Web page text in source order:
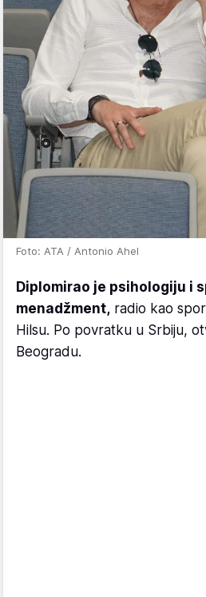
Foto: ATA / Antonio Ahel
Diplomirao je psihologiju i
menadžment, radio kao
Hilsu. Po povratku u Srbiju,
Beogradu.